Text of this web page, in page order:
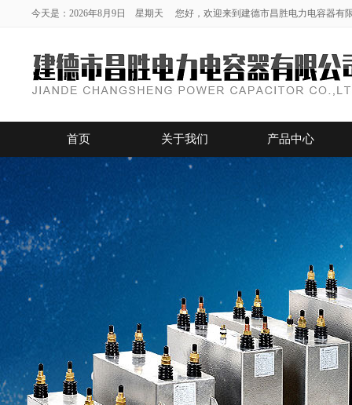
今天是：2026年8月9日 星期天 您好，欢迎来到建德市昌胜电力电容器有
首页 关于我们 产品中心